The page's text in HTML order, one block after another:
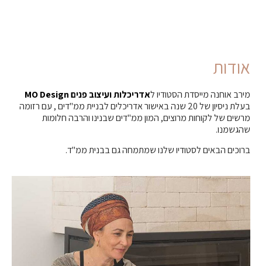
אודות
מירב אוחנה מייסדת הסטודיו לאדריכלותועיצוב פנים MO Design
בעלת ניסיון של 20 שנה באישור אדריכלים לבניית ממ"דים , עם רזומה
מרשים של לקוחות מרוצים, המון ממ"דים שבנינו והרבה חלומות
שהגשמנו.
ברוכים הבאים לסטודיו שלנו שמתמחה גם בבנית ממ"ד.